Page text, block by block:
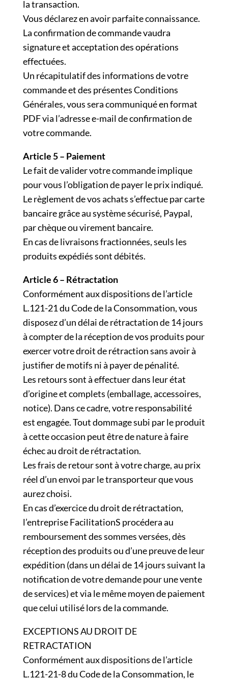
la transaction.
Vous déclarez en avoir parfaite connaissance.
La confirmation de commande vaudra
signature et acceptation des opérations
effectuées.
Un récapitulatif des informations de votre
commande et des présentes Conditions
Générales, vous sera communiqué en format
PDF via l’adresse e-mail de confirmation de
votre commande.
Article 5 – Paiement
Le fait de valider votre commande implique
pour vous l’obligation de payer le prix indiqué.
Le règlement de vos achats s’effectue par carte
bancaire grâce au système sécurisé, Paypal,
par chèque ou virement bancaire.
En cas de livraisons fractionnées, seuls les
produits expédiés sont débités.
Article 6 – Rétractation
Conformément aux dispositions de l’article
L.121-21 du Code de la Consommation, vous
disposez d’un délai de rétractation de 14 jours
à compter de la réception de vos produits pour
exercer votre droit de rétraction sans avoir à
justifier de motifs ni à payer de pénalité.
Les retours sont à effectuer dans leur état
d’origine et complets (emballage, accessoires,
notice). Dans ce cadre, votre responsabilité
est engagée. Tout dommage subi par le produit
à cette occasion peut être de nature à faire
échec au droit de rétractation.
Les frais de retour sont à votre charge, au prix
réel d’un envoi par le transporteur que vous
aurez choisi.
En cas d’exercice du droit de rétractation,
l’entreprise FacilitationS procédera au
remboursement des sommes versées, dès
réception des produits ou d’une preuve de leur
expédition (dans un délai de 14 jours suivant la
notification de votre demande pour une vente
de services) et via le même moyen de paiement
que celui utilisé lors de la commande.
EXCEPTIONS AU DROIT DE
RETRACTATION
Conformément aux dispositions de l’article
L.121-21-8 du Code de la Consommation, le